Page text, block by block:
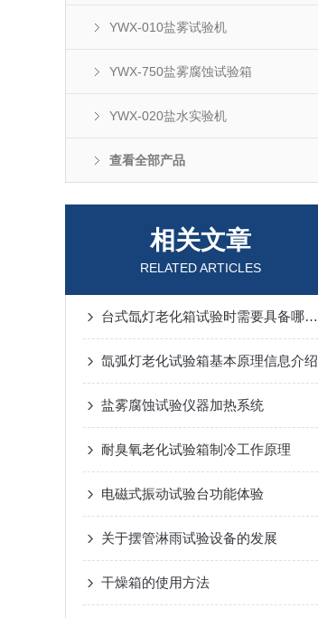
YWX-010盐雾试验机
YWX-750盐雾腐蚀试验箱
YWX-020盐水实验机
查看全部产品
相关文章
RELATED ARTICLES
台式氙灯老化箱试验时需要具备哪些条件?
氙弧灯老化试验箱基本原理信息介绍
盐雾腐蚀试验仪器加热系统
耐臭氧老化试验箱制冷工作原理
电磁式振动试验台功能体验
关于摆管淋雨试验设备的发展
干燥箱的使用方法